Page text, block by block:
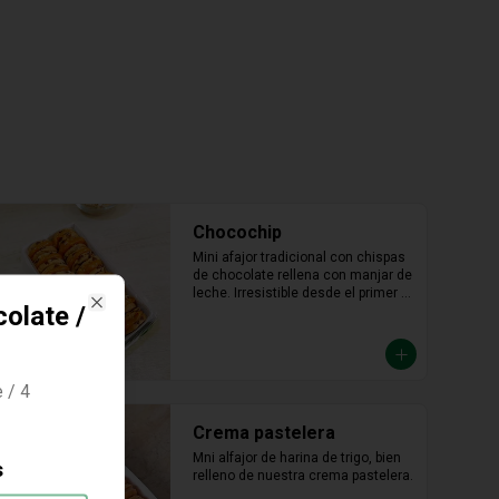
Chocochip
Mini afajor tradicional con chispas
de chocolate rellena con manjar de
leche. Irresistible desde el primer
Crema pastelera
Mni alfajor de harina de trigo, bien
relleno de nuestra crema pastelera.
/
/ 4
Close